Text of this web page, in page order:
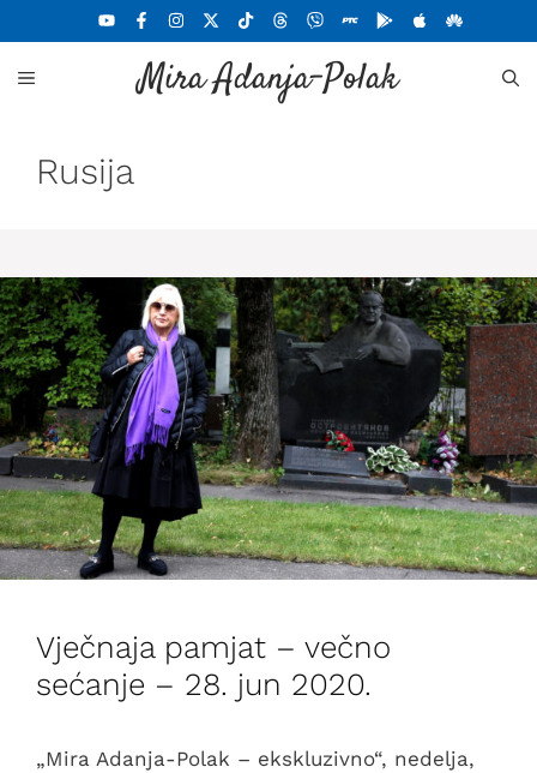
na
sadržaj
Mira Adanja-Polak
MENU
Rusija
Vječnaja pamjat – večno
sećanje – 28. jun 2020.
„Mira Adanja-Polak – ekskluzivno“, nedelja,